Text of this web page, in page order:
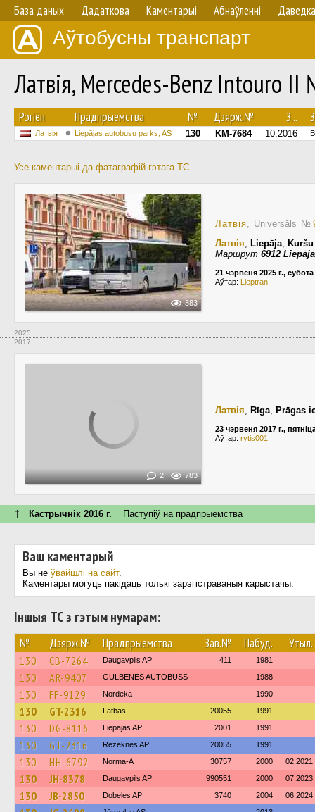
База даных Дадаткова Каментарыі Абнаўленнi Даведка
Аўтобусны транспарт
Латвія, Mercedes-Benz Intouro
Рэгіён Прадпрыемства № Дзярж.№ З...
Латвія Liepājas autobusu parks, AS 130 KM-7684 10.2016
Усе каментарыі да фатаграфій гэтага ТС
383
Латвія, Universāls №
Латвія, Liepāja,
Маршрут 6912
21 чэрвеня 2025 г., субота
Аўтар: Lieptran
2025
2017
2 783
Латвія, Rīga, Prāgas
23 чэрвеня 2017 г.,
Аўтар: rytis001
↑ Кастрычнік 2016 г. Паступiў на прадпрыемства
Ваш каментарый
Вы не ўвайшлі на сайт.
Каментары могуць пакідаць толькі зарэгістраваныя карыстачы.
Іншыя ТС з гэтым нумарам:
№ Дзярж.№ Прадпрыемства Зав.№ Пабуд. Утыл.
130 CB-7264 Daugavpils AP 411 1981
130 AR-9407 GULBENES AUTOBUSS 1988
130 FF-9129 Nordeka 1990
130 GT-2316 Latbas 20055 1991
130 DG-8116 Liepājas AP 2001 1991
130 GT-2316 Rēzeknes AP 20055 1991
130 HH-6792 Norma-A 30757 2000 02.2021
130 JH-8378 Daugavpils AP 990551 2000 07.2023
130 JB-2850 Dobeles AP 3740 2004 06.2024